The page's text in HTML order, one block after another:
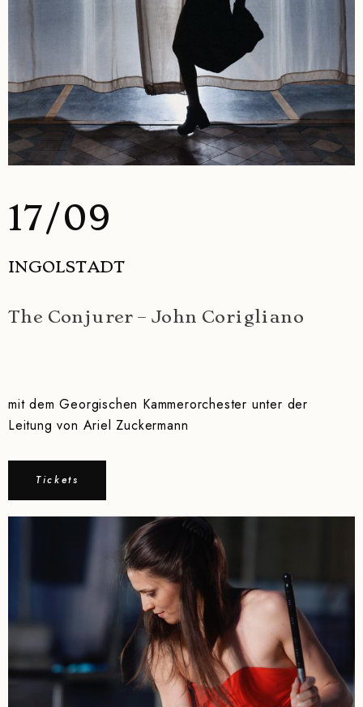
17/09
INGOLSTADT
The Conjurer – John Corigliano
mit dem Georgischen Kammerorchester unter der
Leitung von Ariel Zuckermann
Tickets